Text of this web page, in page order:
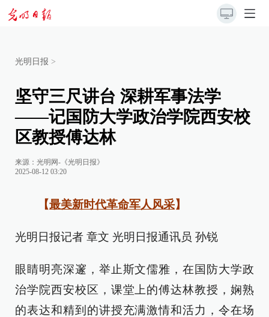
光明日报 >
坚守三尺讲台 深耕军事法学
——记国防大学政治学院西安校
区教授傅达林
来源： 光明网-《光明日报》
2025-08-12 03:20
【最美新时代革命军人风采】
光明日报记者 章文 光明日报通讯员 孙锐
眼睛明亮深邃，举止斯文儒雅，在国防大学政
治学院西安校区，课堂上的傅达林教授，娴熟
的表达和精到的讲授充满激情和活力，令在场